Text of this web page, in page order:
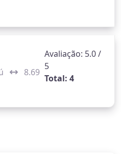
8.69
Avaliação: 5.0 /
5
Total: 4